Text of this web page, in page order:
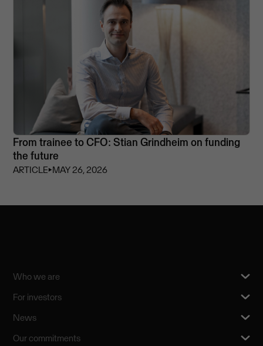
From trainee to CFO: Stian Grindheim on funding
the future
ARTICLE⏵MAY 26, 2026
Who we are
For investors
News
Our commitments